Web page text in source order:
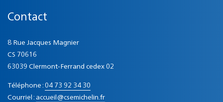
Contact
8 Rue Jacques Magnier
CS 70616
63039 Clermont-Ferrand cedex 02
Téléphone : 04 73 92 34 30
Courriel : accueil@csemichelin.fr